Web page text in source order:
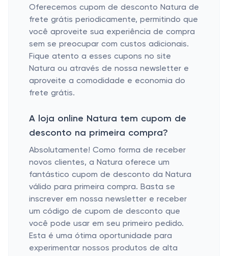
Oferecemos cupom de desconto Natura de
frete grátis periodicamente, permitindo que
você aproveite sua experiência de compra
sem se preocupar com custos adicionais.
Fique atento a esses cupons no site
Natura ou através de nossa newsletter e
aproveite a comodidade e economia do
frete grátis.
A loja online Natura tem cupom de
desconto na primeira compra?
Absolutamente! Como forma de receber
novos clientes, a Natura oferece um
fantástico cupom de desconto da Natura
válido para primeira compra. Basta se
inscrever em nossa newsletter e receber
um código de cupom de desconto que
você pode usar em seu primeiro pedido.
Esta é uma ótima oportunidade para
experimentar nossos produtos de alta